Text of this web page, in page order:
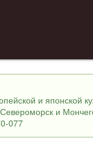
и японской
и
077